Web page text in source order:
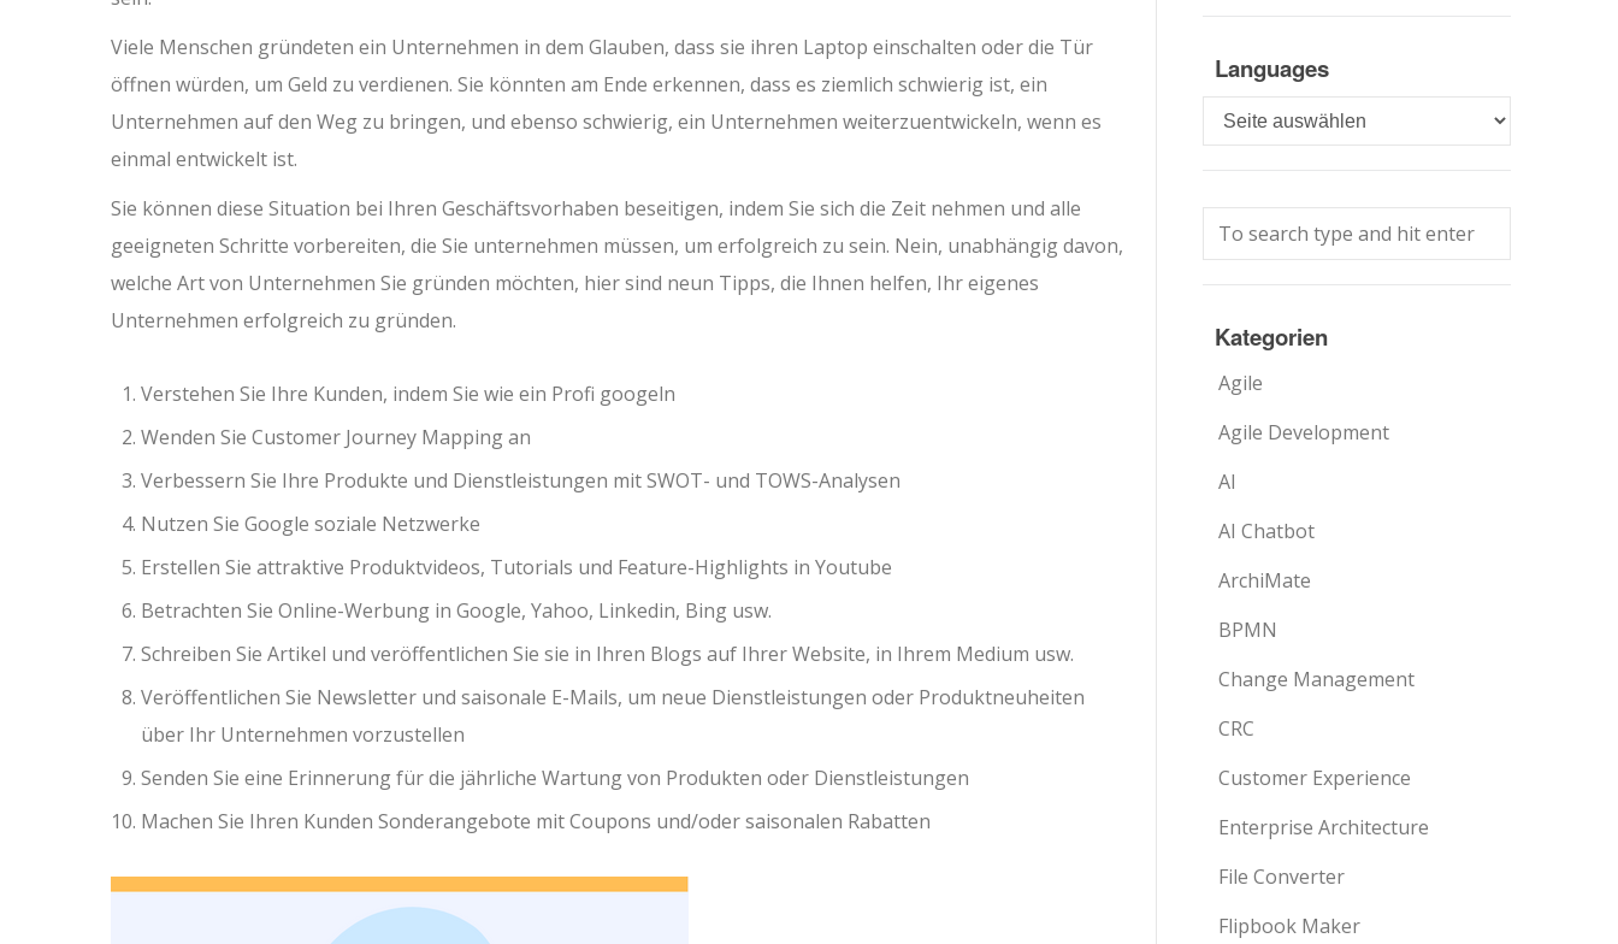
Viele Menschen gründeten ein Unternehmen in dem Glauben, dass sie ihren Laptop einschalten oder die Tür
öffnen würden, um Geld zu verdienen. Sie könnten am Ende erkennen, dass es ziemlich schwierig ist, ein
Unternehmen auf den Weg zu bringen, und ebenso schwierig, ein Unternehmen weiterzuentwickeln, wenn es
einmal entwickelt ist.
Sie können diese Situation bei Ihren Geschäftsvorhaben beseitigen, indem Sie sich die Zeit nehmen und alle
geeigneten Schritte vorbereiten, die Sie unternehmen müssen, um erfolgreich zu sein. Nein, unabhängig davon,
welche Art von Unternehmen Sie gründen möchten, hier sind neun Tipps, die Ihnen helfen, Ihr eigenes
Unternehmen erfolgreich zu gründen.
Verstehen Sie Ihre Kunden, indem Sie wie ein Profi googeln
Wenden Sie Customer Journey Mapping an
Verbessern Sie Ihre Produkte und Dienstleistungen mit SWOT- und TOWS-Analysen
Nutzen Sie Google soziale Netzwerke
Erstellen Sie attraktive Produktvideos, Tutorials und Feature-Highlights in Youtube
Betrachten Sie Online-Werbung in Google, Yahoo, Linkedin, Bing usw.
Schreiben Sie Artikel und veröffentlichen Sie sie in Ihren Blogs auf Ihrer Website, in Ihrem Medium usw.
Veröffentlichen Sie Newsletter und saisonale E-Mails, um neue Dienstleistungen oder Produktneuheiten
über Ihr Unternehmen vorzustellen
Senden Sie eine Erinnerung für die jährliche Wartung von Produkten oder Dienstleistungen
Machen Sie Ihren Kunden Sonderangebote mit Coupons und/oder saisonalen Rabatten
Languages
Languages
Kategorien
Agile
Agile Development
AI
AI Chatbot
ArchiMate
BPMN
Change Management
CRC
Customer Experience
Enterprise Architecture
File Converter
Flipbook Maker